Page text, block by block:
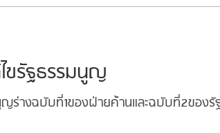
ขรัฐธรรมนูญ
ญร่างฉบับที่1ของฝ่ายค้านและฉบับที่2ข